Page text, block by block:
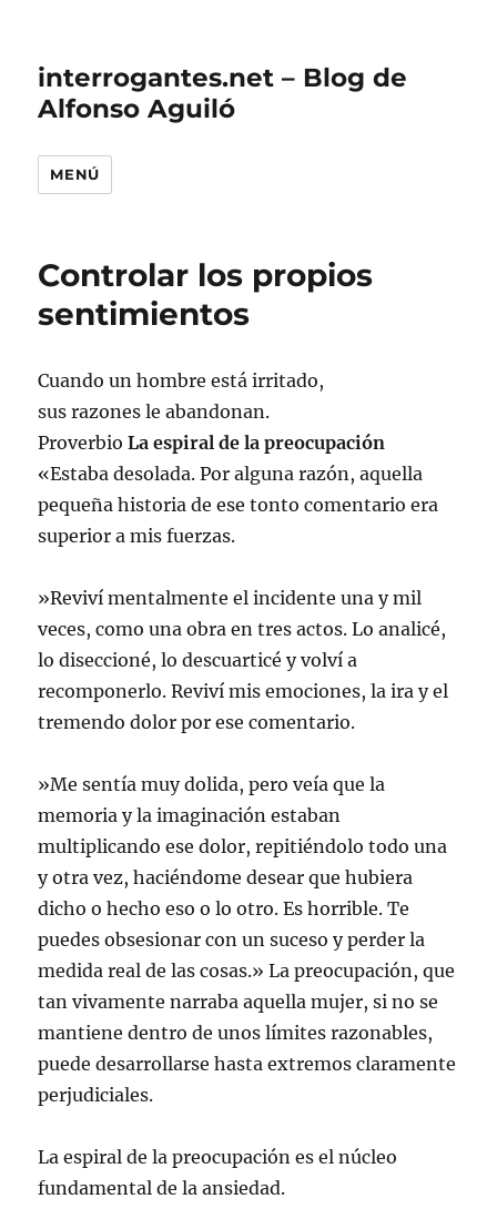
interrogantes.net – Blog de
Alfonso Aguiló
MENÚ
Controlar los propios
sentimientos
Cuando un hombre está irritado,
sus razones le abandonan.
ProverbioLa espiral de la preocupación
«Estaba desolada. Por alguna razón, aquella
pequeña historia de ese tonto comentario era
superior a mis fuerzas.
»Reviví mentalmente el incidente una y mil
veces, como una obra en tres actos. Lo analicé,
lo diseccioné, lo descuarticé y volví a
recomponerlo. Reviví mis emociones, la ira y el
tremendo dolor por ese comentario.
»Me sentía muy dolida, pero veía que la
memoria y la imaginación estaban
multiplicando ese dolor, repitiéndolo todo una
y otra vez, haciéndome desear que hubiera
dicho o hecho eso o lo otro. Es horrible. Te
puedes obsesionar con un suceso y perder la
medida real de las cosas.» La preocupación, que
tan vivamente narraba aquella mujer, si no se
mantiene dentro de unos límites razonables,
puede desarrollarse hasta extremos claramente
perjudiciales.
La espiral de la preocupación es el núcleo
fundamental de la ansiedad.